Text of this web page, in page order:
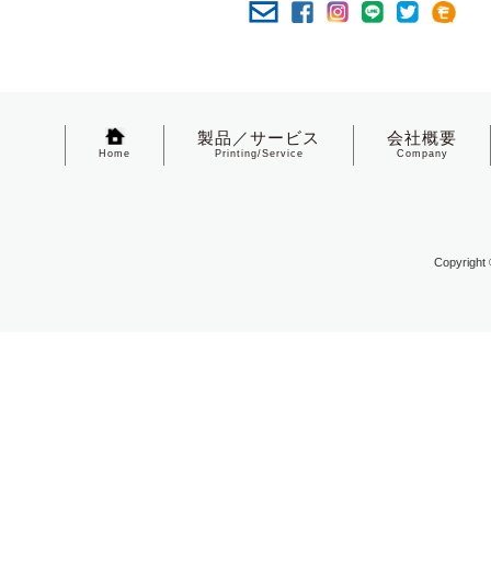
Home
製品／サービス
Printing/Service
会社概要
Company